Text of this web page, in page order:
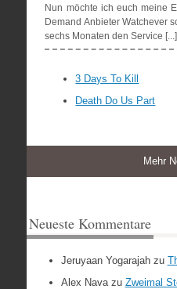
Nun möchte ich euch meine
Demand Anbieter Watchever
sechs Monaten den Service [...]
3 Days To Kill
Death Do Us Part
Mehr
Neueste Kommentare
Jeruyaan Yogarajahzu
Alex Navazu Zweimal